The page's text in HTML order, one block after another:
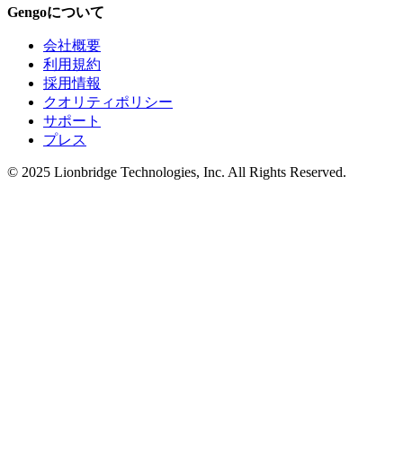
Gengoについて
会社概要
利用規約
採用情報
クオリティポリシー
サポート
プレス
© 2025 Lionbridge Technologies, Inc. All Rights Reserved.